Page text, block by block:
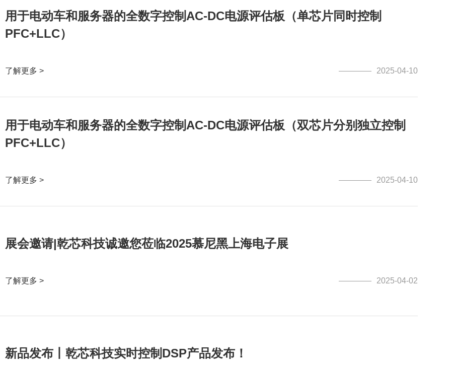
用于电动车和服务器的全数字控制AC-DC电源评估板（单芯片同时控制
PFC+LLC）
了解更多 > 2025-04-10
用于电动车和服务器的全数字控制AC-DC电源评估板（双芯片分别独立控制
PFC+LLC）
了解更多 > 2025-04-10
展会邀请|乾芯科技诚邀您莅临2025慕尼黑上海电子展
了解更多 > 2025-04-02
新品发布丨乾芯科技实时控制DSP产品发布！